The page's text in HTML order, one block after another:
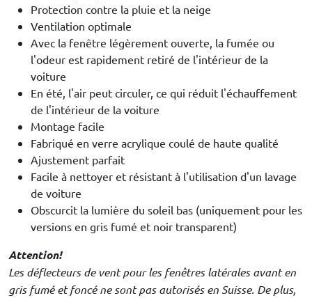
Protection contre la pluie et la neige
Ventilation optimale
Avec la fenêtre légèrement ouverte, la fumée ou
l'odeur est rapidement retiré de l'intérieur de la
voiture
En été, l'air peut circuler, ce qui réduit l'échauffement
de l'intérieur de la voiture
Montage facile
Fabriqué en verre acrylique coulé de haute qualité
Ajustement parfait
Facile à nettoyer et résistant à l'utilisation d'un lavage
de voiture
Obscurcit la lumière du soleil bas (uniquement pour les
versions en gris fumé et noir transparent)
Attention!
Les déflecteurs de vent pour les fenêtres latérales avant en
gris fumé et foncé ne sont pas autorisés en Suisse. De plus,